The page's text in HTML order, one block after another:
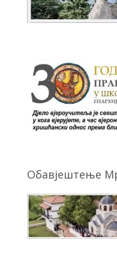
Обавјештење